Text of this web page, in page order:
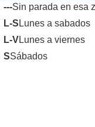
---Sin parada en esa
L-S Lunes a sabados
L-VLunes a viernes
SSábados